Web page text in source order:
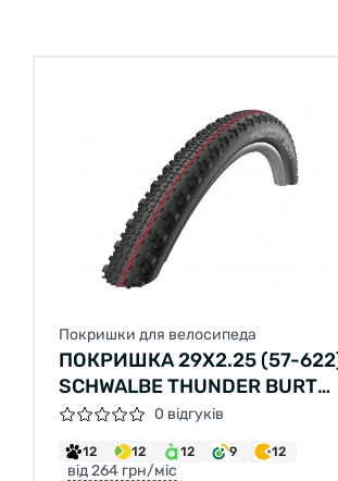
Покришки для велосипеда
ПОКРИШКА 29X2.25 (57-
SCHWALBE THUNDER BURT
SNAKESKIN FOLDING
0 відгуків
12 12 12 9 12
від 264 грн/міс